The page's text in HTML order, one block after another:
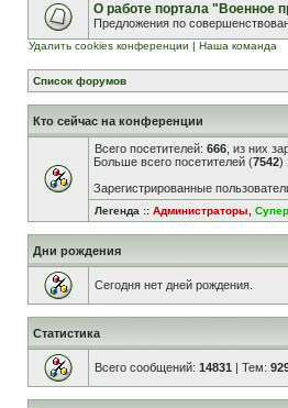
О работе портала "Военное
Предложения по
Удалить cookies конференции | Наша команда
Список форумов
Кто сейчас на конференции
Всего посетителей: 666 , из них
Больше всего посетителей (7542)
Зарегистрированные
Легенда :: Администраторы
Дни рождения
Сегодня нет дней рождения.
Статистика
Всего сообщений: 14831 | Тем: